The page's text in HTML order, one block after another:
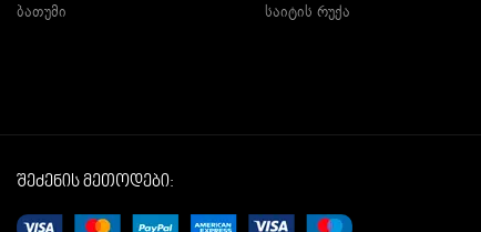
ბათუმი
საიტის რუქა
შეძენის მეთოდები: